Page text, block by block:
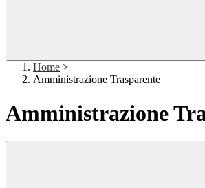
Home >
Amministrazione Trasparente
Amministrazione